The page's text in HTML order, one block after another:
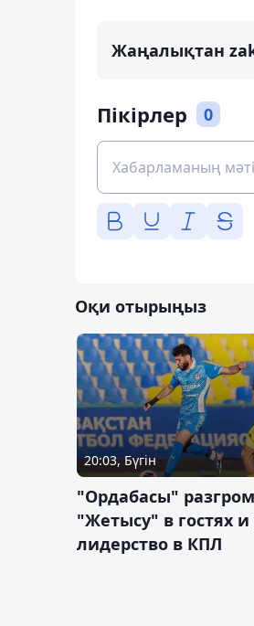
Жаңалықтан
Пікірлер 0
Оқи отырыңыз
20:03, Бүгін
"Ордабасы"
"Жетысу" в гостях
лидерство в КПЛ